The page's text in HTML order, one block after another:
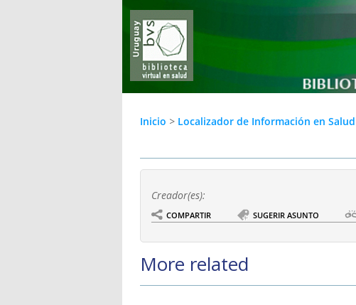
Inicio > Localizador de Información en Salud
Creador(es):
COMPARTIR SUGERIR ASUNTO
More related